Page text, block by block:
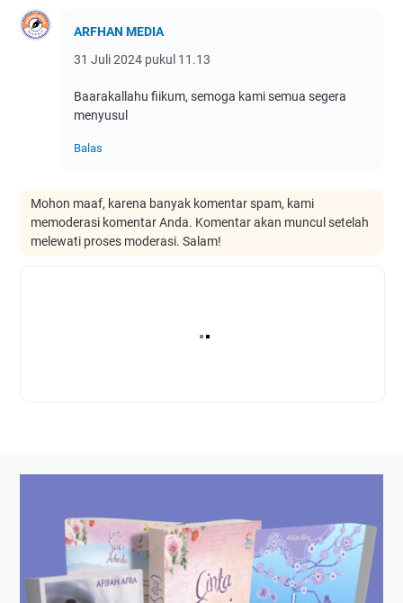
ARFHAN MEDIA
31 Juli 2024 pukul 11.13
Baarakallahu fiikum, semoga kami semua segera
menyusul
Balas
Mohon maaf, karena banyak komentar spam, kami
memoderasi komentar Anda. Komentar akan muncul setelah
melewati proses moderasi. Salam!